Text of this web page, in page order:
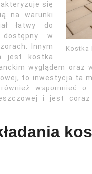
Kostka
się
na warunki
łatwy do
w
Innym
jest kostka
wyglądem oraz
to inwestycja ta
również wspomnieć
i jest